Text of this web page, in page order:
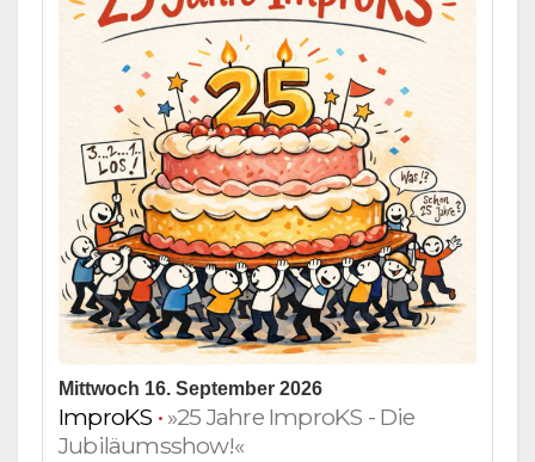
Mittwoch 16. September 2026
ImproKS • »25 Jahre ImproKS - Die
Jubiläumsshow!«